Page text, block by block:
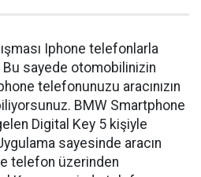
Iphone telefonlarla
sayede otomobilinizin
telefonunuzu aracınızın
BMW Smartphone
Digital Key 5 kişiyle
sayesinde aracın
telefon üzerinden